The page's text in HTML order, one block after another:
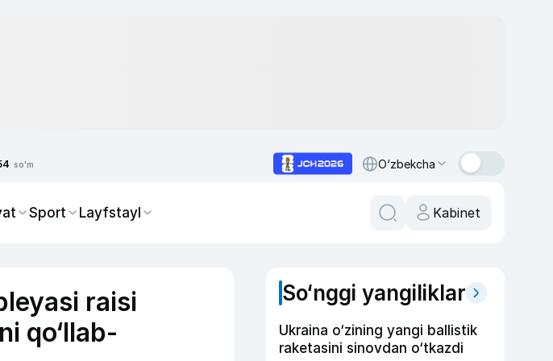
so'm O‘zbekcha
Sport Layfstayl Kabinet
raisi
qo‘llab-
So‘nggi yangiliklar
Ukraina o‘zining yangi ballistik
raketasini sinovdan o‘tkazdi